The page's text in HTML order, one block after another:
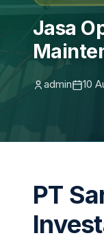
Jasa
admin 10
PT